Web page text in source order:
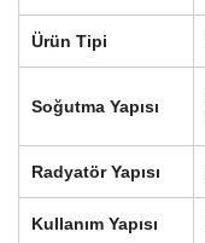
Ürün Tipi
Soğutma Yapısı
Radyatör Yapısı
Kullanım Yapısı